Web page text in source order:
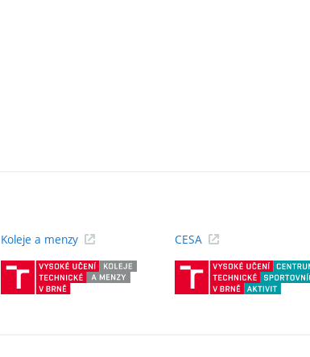
Koleje a menzy
(externí
CESA